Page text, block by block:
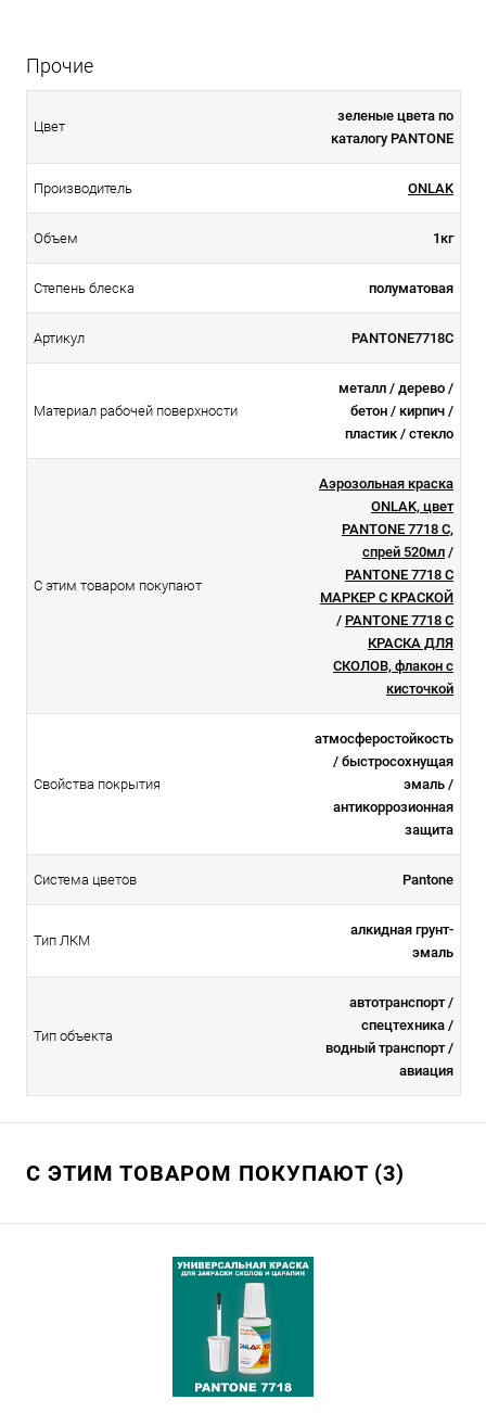
Прочие
Цвет
зеленые цвета по
каталогу PANTONE
Производитель ONLAK
Объем 1кг
Степень блеска полуматовая
Артикул PANTONE7718C
Материал рабочей поверхности
металл / дерево /
бетон / кирпич /
пластик / стекло
С этим товаром покупают
Аэрозольная краска
ONLAK, цвет
PANTONE 7718 C,
спрей 520мл /
PANTONE 7718 C
МАРКЕР С КРАСКОЙ
/ PANTONE 7718 C
КРАСКА ДЛЯ
СКОЛОВ, флакон с
кисточкой
Свойства покрытия
атмосферостойкоcть
/ быстросохнущая
эмаль /
антикоррозионная
защита
Система цветов Pantone
Тип ЛКМ
алкидная грунт-
эмаль
Тип объекта
автотранспорт /
спецтехника /
водный транспорт /
авиация
С ЭТИМ ТОВАРОМ ПОКУПАЮТ (3)